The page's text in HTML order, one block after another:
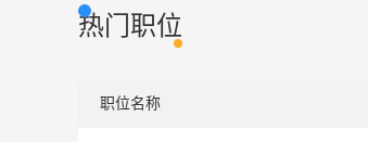
热门职位
职位名称